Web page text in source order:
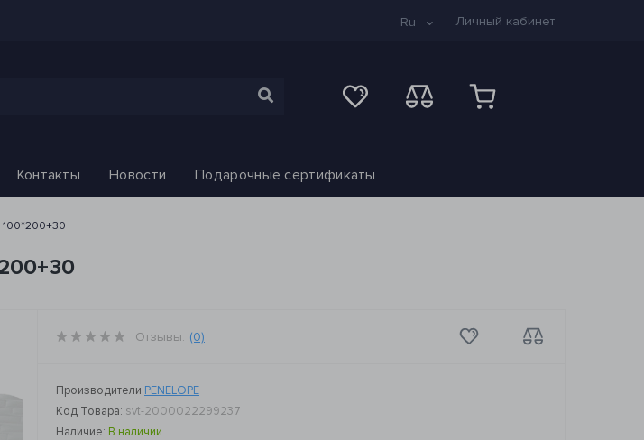
Ru Личный кабинет
Контакты Новости Подарочные сертификаты
100*200+30
Отзывы: (0)
Производители PENELOPE
Код Товара: svt-2000022299237
Наличие: В наличии